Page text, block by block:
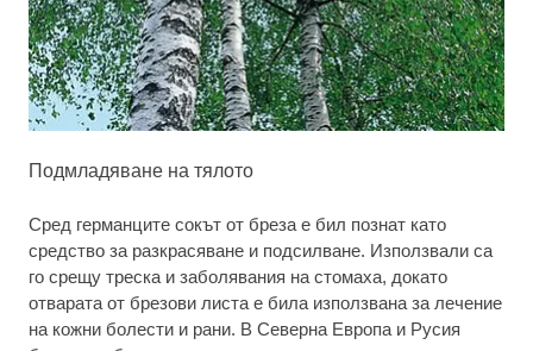
Подмладяване на тялото
Сред германците сокът от бреза е бил познат като
средство за разкрасяване и подсилване. Използвали са
го срещу треска и заболявания на стомаха, докато
отварата от брезови листа е била използвана за лечение
на кожни болести и рани. В Северна Европа и Русия